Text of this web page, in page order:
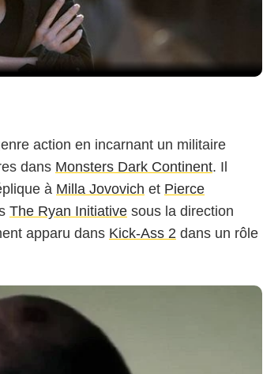
action en incarnant un militaire
dans Monsters Dark Continent. Il
à Milla Jovovich et Pierce
The Ryan Initiative sous la direction
apparu dans Kick-Ass 2 dans un rôle